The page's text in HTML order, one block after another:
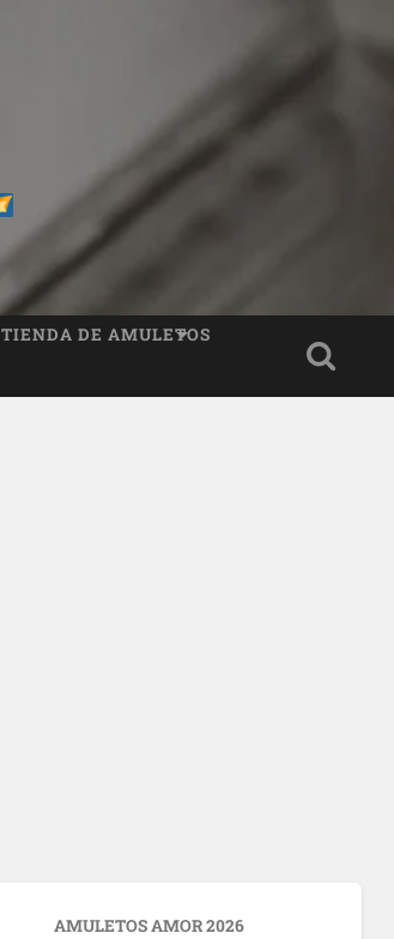
TIENDA DE AMULETOS
AMULETOS AMOR 2026